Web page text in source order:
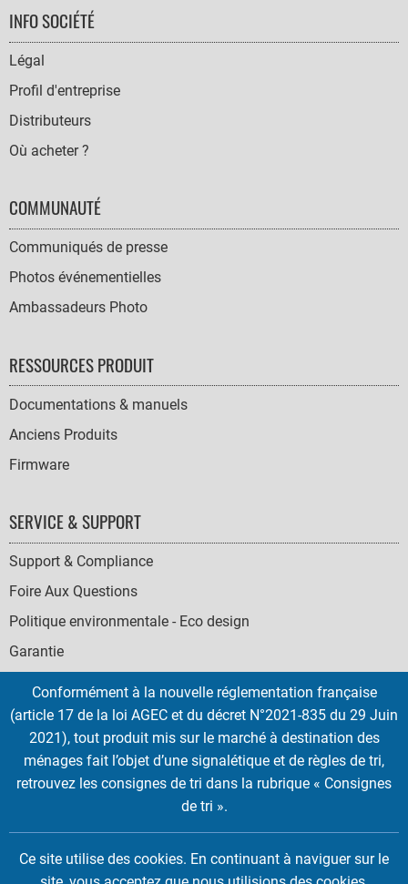
FOOTER
NAVIGATION
INFO SOCIÉTÉ
Légal
Profil d'entreprise
Distributeurs
Où acheter ?
COMMUNAUTÉ
Communiqués de presse
Photos événementielles
Ambassadeurs Photo
RESSOURCES PRODUIT
Documentations & manuels
Anciens Produits
Firmware
SERVICE & SUPPORT
Support & Compliance
Foire Aux Questions
Politique environmentale - Eco design
Garantie
SOCIAL
ICONS
Deutsch Italian
Copyright © 2026 EMTEC, All rights reserved.
EMTEC® IS A REGISTERED TRADEMARK OF THE DEXXON GROUP.
Conformément à la nouvelle réglementation française
(article 17 de la loi AGEC et du décret N°2021-835 du 29 Juin
2021), tout produit mis sur le marché à destination des
ménages fait l’objet d’une signalétique et de règles de tri,
retrouvez les consignes de tri dans la rubrique « Consignes
de tri ».
Ce site utilise des cookies. En continuant à naviguer sur le